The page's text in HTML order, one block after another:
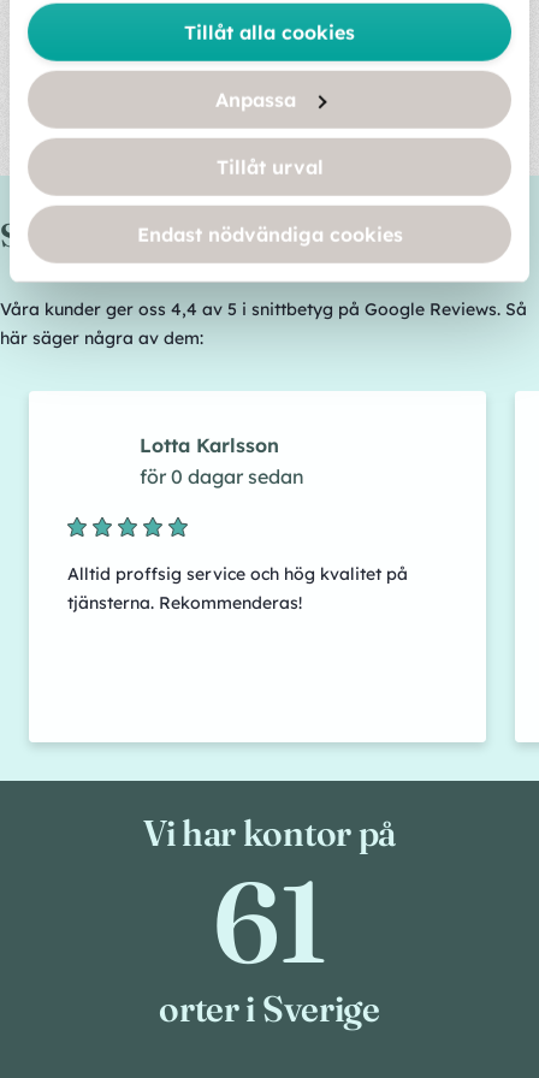
Tillåt alla cookies
Anpassa
Tillåt urval
Endast nödvändiga cookies
Alltid samma serviceassistent
Vi schemalägger som huvudregel samma medarbetare
som tar hand om städningen hos dig, så att han eller hon
blir expert på just ditt hem och hur du vill ha det.
Så här säger våra kunder
Våra kunder ger oss 4,4 av 5 i snittbetyg på Google Reviews. Så
här säger några av dem:
Lotta Karlsson
för 0 dagar sedan
Alltid proffsig service och hög kvalitet på
tjänsterna. Rekommenderas!
Vi har kontor på
61
61
orter i Sverige